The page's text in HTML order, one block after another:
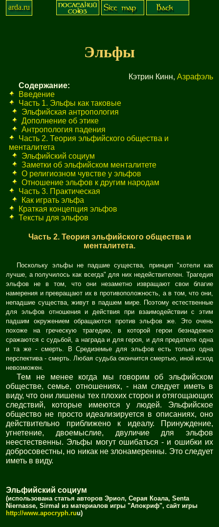
arda.ru
Эльфы
Кэтрин Кинн, Азрафэль
Содержание:
Введение
Часть 1. Эльфы как таковые
Эльфийская антропология
Дополнение об этике
Антропология падения
Часть 2. Теория эльфийского общества и
менталитета
Эльфийский социум
Заметки об эльфийском менталитете
О религиозном чувстве у эльфов
Отношение эльфов к другим народам
Часть 3. Практическая
Как играть эльфа
Краткая концепция эльфов
Тексты для эльфов
Часть 2. Теория эльфийского общества и
менталитета.
Поскольку эльфы не падшие существа, принцип "хотели как
лучше, а получилось как всегда" для них недействителен. Трагедия
эльфов не в том, что они незаметно извращают свои благие
намерения и превращают их в противоположность, а в том, что они,
непадшие существа, живут в падшем мире. Поэтому естественные
для эльфов отношения и действия при взаимодействии с этим
падшим окружением обращаются против эльфов же. Это очень
похоже на греческую трагедию, в которой герои безнадежно
сражаются с судьбой, а награда и для героя, и для предателя одна
и та же - смерть. В Средиземье для эльфов есть только одна
перспектива - смерть. Любая судьба окончится смертью, иной исход
невозможен.
Тем не менее когда мы говорим об эльфийском
обществе, семье, отношениях, - нам следует иметь в
виду, что они лишены тех плохих сторон и отягощающих
следствий, которые имеются у людей. Эльфийское
общество не просто идеализируется в описаниях, оно
действительно приближено к идеалу. Принуждение,
угнетение, двоемыслие, двуличие для эльфов
неестественны. Эльфы могут ошибаться - и ошибки их
добросовестны, но никак не злонамеренны. Это следует
иметь в виду.
Эльфийский социум
(использована статья авторов Эриол, Серая Коала, Senta
Niernasse, Sirmal из материалов игры "Апокриф", сайт игры
http://www.apocryph.ruu)